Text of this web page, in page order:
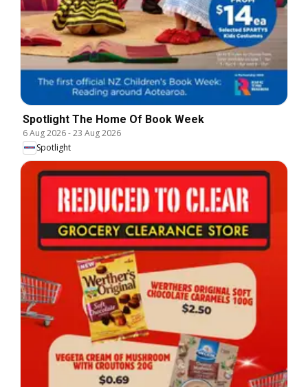
Spotlight The Home Of Book Week
6 Aug 2026-23 Aug 2026
Spotlight